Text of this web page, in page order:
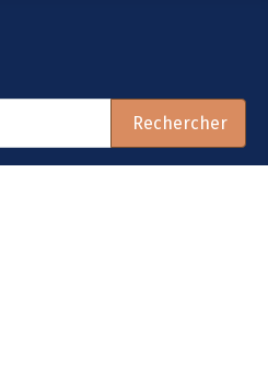
Rechercher